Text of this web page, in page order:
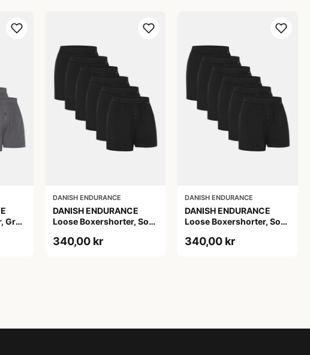
Grå,
DANISH ENDURANCE
DANISH ENDURANCE
Loose Boxershorter, Sort,
340,00 kr
DANISH ENDURANCE
DANISH ENDURANCE
Loose Boxershorter, Sort,
340,00 kr